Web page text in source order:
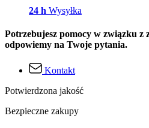
24 h Wysyłka
Potrzebujesz pomocy w związku z
odpowiemy na Twoje pytania.
Kontakt
Potwierdzona jakość
Bezpieczne zakupy